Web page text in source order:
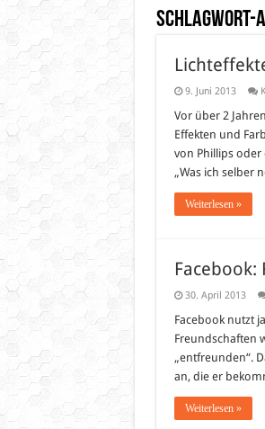
Schlagwort-
9. Juni 2013
Vor über 2
Effekten und
von Phillips oder
„Was ich selber
Weiterlesen »
30. April 2013
Facebook nutzt
Freundschaften
„entfreunden“.
an, die er
Weiterlesen »